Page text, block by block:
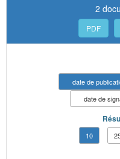
2
PDF
date de
date de
10